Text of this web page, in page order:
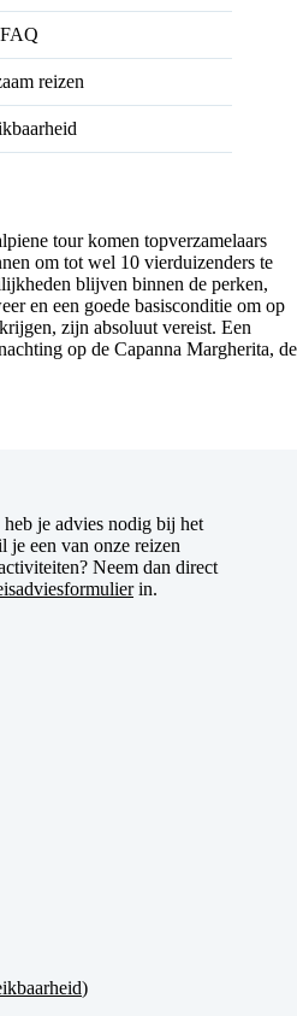
FAQ
reizen
tour komen topverzamelaars
om tot wel 10 vierduizenders te
blijven binnen de perken,
en een goede basisconditie om op
zijn absoluut vereist. Een
op de Capanna Margherita, de
je advies nodig bij het
je een van onze reizen
Neem dan direct
in.
)